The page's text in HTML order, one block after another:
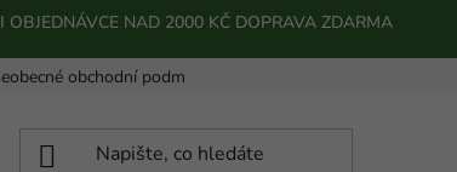
OBJEDNÁVCE NAD 2000 KČ DOPRAVA ZDARMA
obchodní podmínky